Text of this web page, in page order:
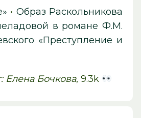
• Образ Раскольникова
в романе Ф.М.
«Преступление и
Елена Бочкова, 9.3k